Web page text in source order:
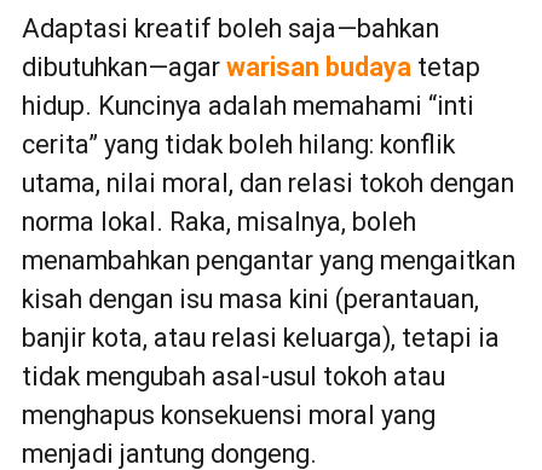
Adaptasi kreatif boleh saja—bahkan
dibutuhkan—agar warisan budaya tetap
hidup. Kuncinya adalah memahami “inti
cerita” yang tidak boleh hilang: konflik
utama, nilai moral, dan relasi tokoh dengan
norma lokal. Raka, misalnya, boleh
menambahkan pengantar yang mengaitkan
kisah dengan isu masa kini (perantauan,
banjir kota, atau relasi keluarga), tetapi ia
tidak mengubah asal-usul tokoh atau
menghapus konsekuensi moral yang
menjadi jantung dongeng.